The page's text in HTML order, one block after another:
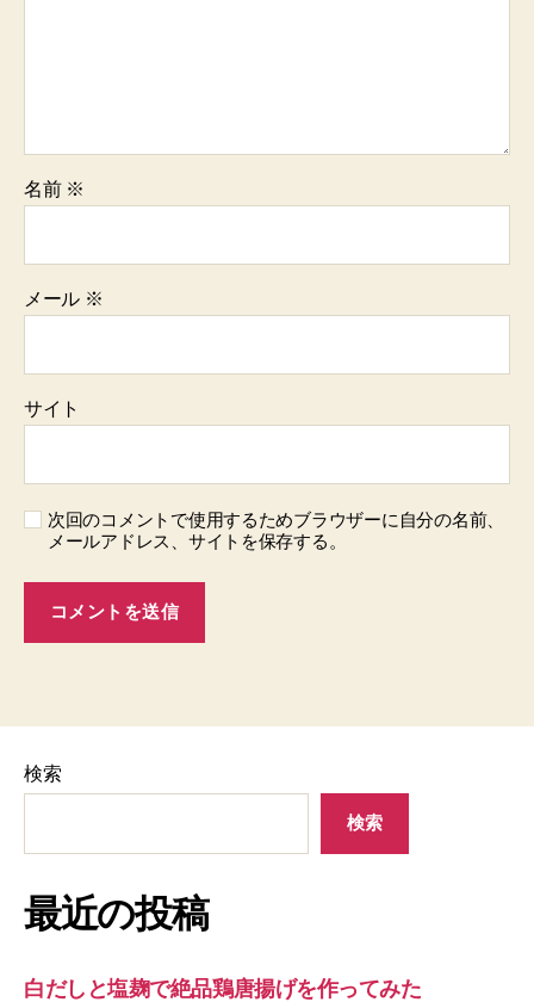
名前 ※
メール ※
サイト
次回のコメントで使用するためブラウザーに自分の名前、
メールアドレス、サイトを保存する。
検索
検索
最近の投稿
白だしと塩麹で絶品鶏唐揚げを作ってみた